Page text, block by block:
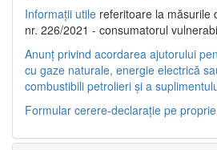
Informații utile referitoare la măsurile
nr. 226/2021 - consumatorul
Anunț privind acordarea ajutorului
cu gaze naturale, energie electrică
combustibili petrolieri și a
Formular cerere-declarație pe